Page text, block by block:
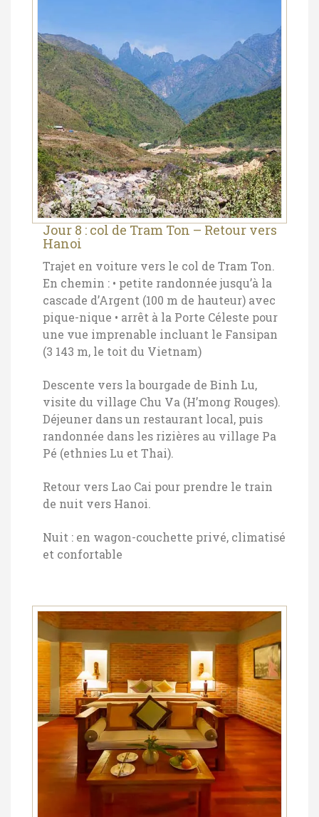
Jour 8 : col de Tram Ton – Retour vers
Hanoi
Trajet en voiture vers le col de Tram Ton.
En chemin : • petite randonnée jusqu’à la
cascade d’Argent (100 m de hauteur) avec
pique-nique • arrêt à la Porte Céleste pour
une vue imprenable incluant le Fansipan
(3 143 m, le toit du Vietnam)
Descente vers la bourgade de Binh Lu,
visite du village Chu Va (H’mong Rouges).
Déjeuner dans un restaurant local, puis
randonnée dans les rizières au village Pa
Pé (ethnies Lu et Thai).
Retour vers Lao Cai pour prendre le train
de nuit vers Hanoi.
Nuit : en wagon-couchette privé, climatisé
et confortable